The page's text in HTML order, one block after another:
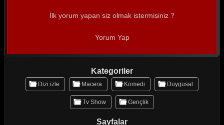
İlk yorum yapan siz olmak istermisiniz ?
Yorum Yap
Kategoriler
Dizi izle Macera Komedi Duygusal
Tv Show Gençlik
Sayfalar